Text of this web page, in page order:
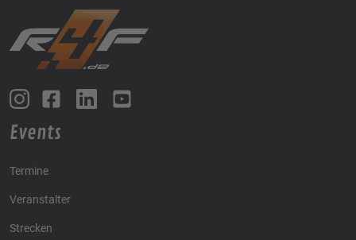
Events
Termine
Veranstalter
Strecken